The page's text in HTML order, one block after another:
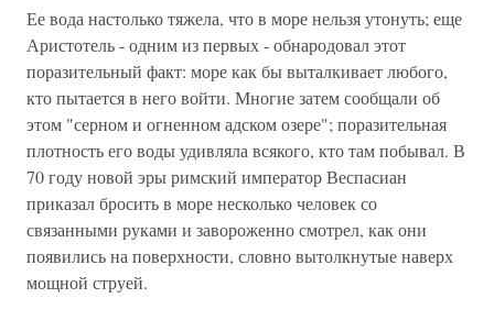
Ее вода настолько тяжела, что в море нельзя утонуть; еще
Аристотель - одним из первых - обнародовал этот
поразительный факт: море как бы выталкивает любого,
кто пытается в него войти. Многие затем сообщали об
этом "серном и огненном адском озере"; поразительная
плотность его воды удивляла всякого, кто там побывал. В
70 году новой эры римский император Веспасиан
приказал бросить в море несколько человек со
связанными руками и завороженно смотрел, как они
появились на поверхности, словно вытолкнутые наверх
мощной струей.